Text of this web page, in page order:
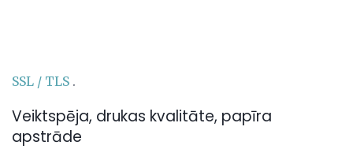
SSL / TLS .
Veiktspēja, drukas kvalitāte, papīra
apstrāde